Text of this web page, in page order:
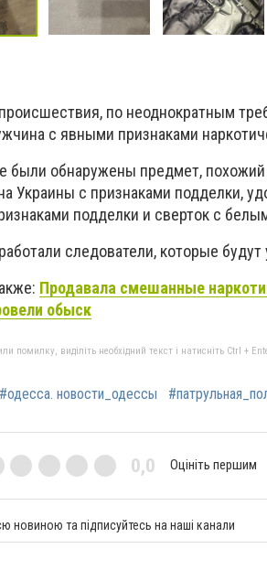
по неоднократным
с явными признаками
были обнаружены предмет,
Украины с признаками подделки,
подделки и сверток с
следователи, которые
Продавала смешанные
обыск
помилку, виділіть необхідний текст і натисніть Ctrl +
#одесса. новости_одессы
0,0 Оцініть першим
новиною та підписуйтесь на наші канали